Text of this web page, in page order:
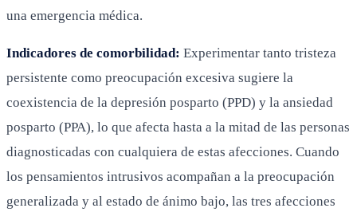
una emergencia médica.
Indicadores de comorbilidad: Experimentar tanto tristeza
persistente como preocupación excesiva sugiere la
coexistencia de la depresión posparto (PPD) y la ansiedad
posparto (PPA), lo que afecta hasta a la mitad de las personas
diagnosticadas con cualquiera de estas afecciones. Cuando
los pensamientos intrusivos acompañan a la preocupación
generalizada y al estado de ánimo bajo, las tres afecciones